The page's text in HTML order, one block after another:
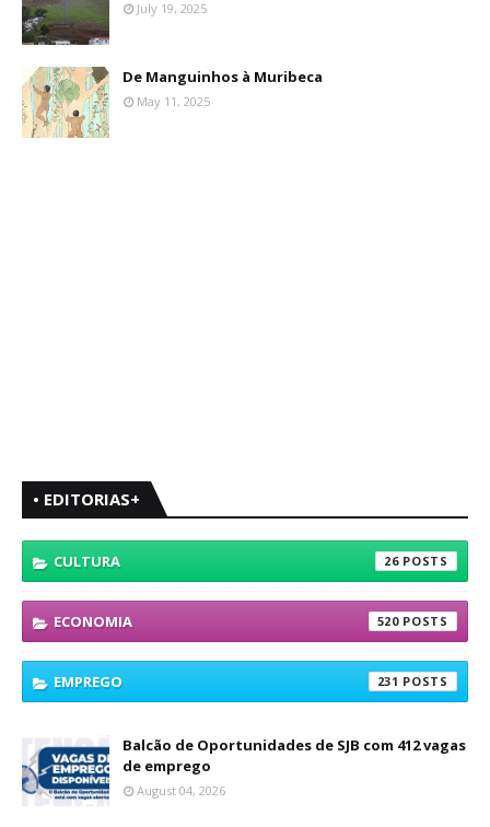
July 19, 2025
De Manguinhos à Muribeca
May 11, 2025
• EDITORIAS+
CULTURA 26
ECONOMIA 520
EMPREGO 231
Balcão de Oportunidades de SJB com 412 vagas
de emprego
August 04, 2026